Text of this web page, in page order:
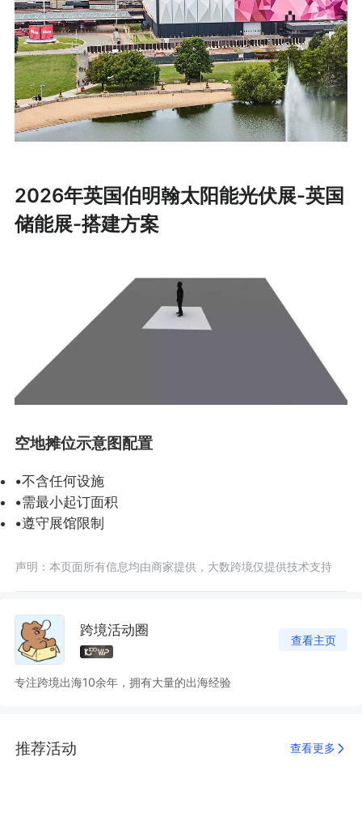
2026年英国伯明翰太阳能光伏展-英国
储能展-搭建方案
空地摊位示意图配置
•不含任何设施
•需最小起订面积
•遵守展馆限制
声明：本页面所有信息均由商家提供，大数跨境仅提供技术支持
跨境活动圈
查看主页
专注跨境出海10余年，拥有大量的出海经验
推荐活动 查看更多